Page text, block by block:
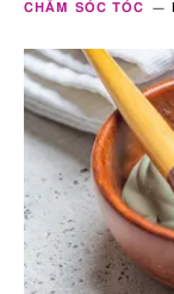
CHĂM SÓC TÓC